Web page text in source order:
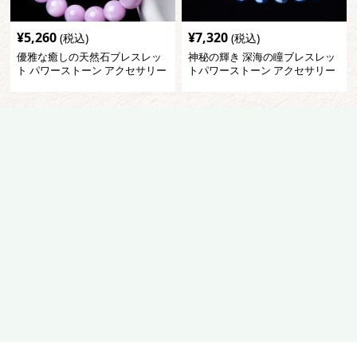
¥5,260 (税込)
優雅な癒しの天然石ブレスレッ
ト パワーストーン アクセサリー
¥7,320 (税込)
神秘の輝き 深海の瞳ブレスレッ
トパワーストーン アクセサリー